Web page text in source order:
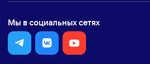
Мы в социальных сетях